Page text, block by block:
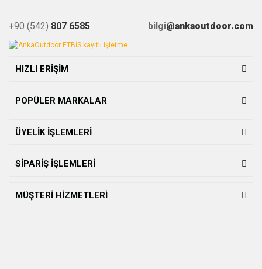
+90 (542) 807 6585 bilgi@ankaoutdoor.com
HIZLI ERİŞİM
POPÜLER MARKALAR
ÜYELİK İŞLEMLERİ
SİPARİŞ İŞLEMLERİ
MÜŞTERİ HİZMETLERİ